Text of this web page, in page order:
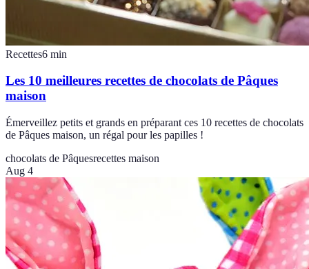
Recettes6 min
Les 10 meilleures recettes de chocolats de Pâques
maison
Émerveillez petits et grands en préparant ces 10 recettes de chocolats
de Pâques maison, un régal pour les papilles !
chocolats de Pâquesrecettes maison
Aug 4